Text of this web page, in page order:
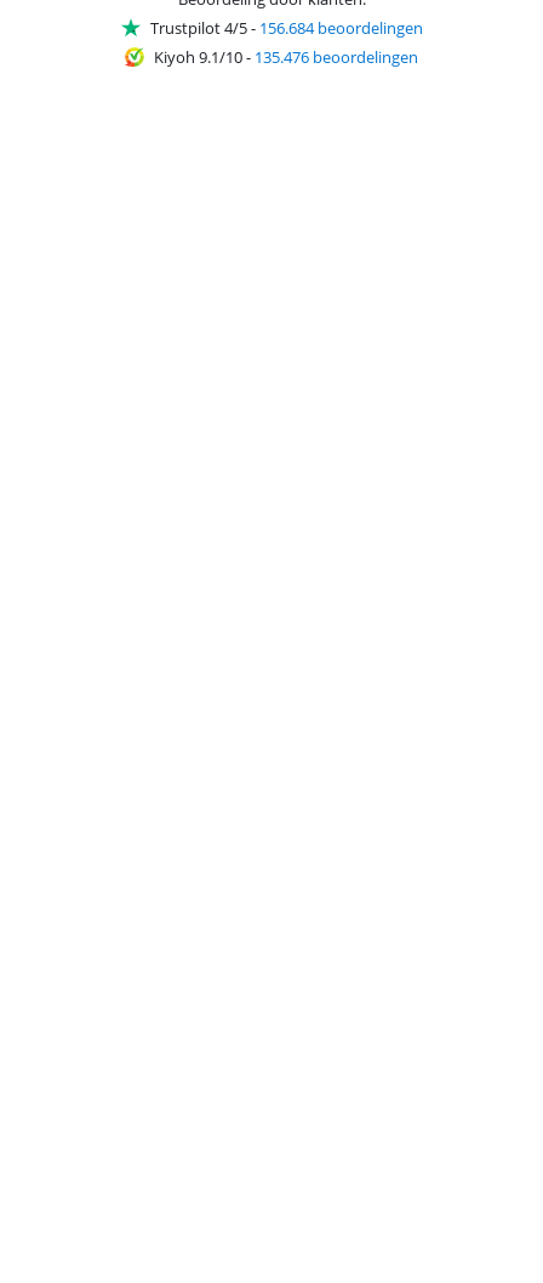
Trustpilot 4/5- 156.684 beoordelingen
Kiyoh 9.1/10- 135.476 beoordelingen